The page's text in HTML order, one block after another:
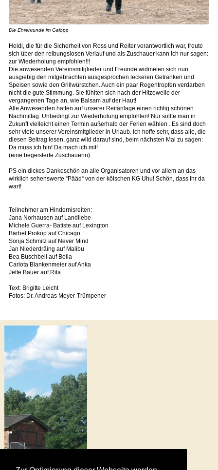
Die Ehrenrunde im Galopp
Heidi, die für die Sicherheit von Ross und Reiter verantwortlich war, freute
sich über den reibungslosen Verlauf und als Zuschauer kann ich nur sagen:
zur Wiederholung empfohlen!!!
Die anwesenden Vereinsmitglieder und Freunde widmeten sich nun
ausgiebig den mitgebrachten ausgesprochen leckeren Getränken und
Speisen sowie den Grillwürstchen. Auch ein paar Regentropfen verdarben
nicht die gute Stimmung. Sie fühlten sich nach der Hitzewelle der
vergangenen Tage an, wie Balsam auf der Haut!
Alle Anwesenden hatten auf unserer Reitanlage einen richtig schönen
Nachmittag. Unbedingt zur Wiederholung empfohlen! Nur sollte man in
Zukunft vielleicht einen Termin außerhalb der Ferien wählen . Es sind doch
sehr viele unserer Vereinsmitglieder in Urlaub. Ich hoffe sehr, dass alle, die
diesen Beitrag lesen, ganz wild darauf sind, beim nächsten Mal zu sagen:
Da muss ich hin! Da mach ich mit!
(eine begeisterte Zuschauerin)
PS ein dickes Dankeschön an alle Organisatoren und vor allem an das
wirklich sehenswerte “Pääd“ von der kölschen KG Uhu! Schön, dass ihr da
wart!
Teilnehmer am Hindernisreiten:
Jana Norhausen auf Landliebe
Michele Guerra- Batiste auf Lexington
Bärbel Prokop auf Chicago
Sonja Schmitz auf Never Mind
Jan Niederdräing auf Malibu
Bea Büschbell auf Bella
Carlota Blankenmeier auf Anka
Jette Bauer auf Rita
Text: Brigitte Leicht
Fotos: Dr. Andreas Meyer-Trümpener